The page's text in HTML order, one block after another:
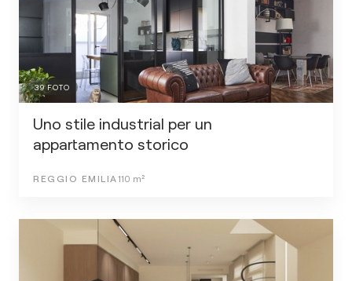
39FOTO
Uno stile industrial per un
appartamento storico
REGGIO EMILIA 110 m²